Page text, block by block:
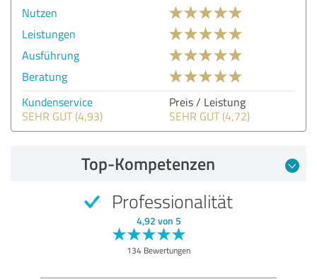
Nutzen
Leistungen
Ausführung
Beratung
Kundenservice
SEHR GUT (4,93)
Preis / Leistung
SEHR GUT (4,72)
Top-Kompetenzen
Professionalität
4,92 von 5
134 Bewertungen